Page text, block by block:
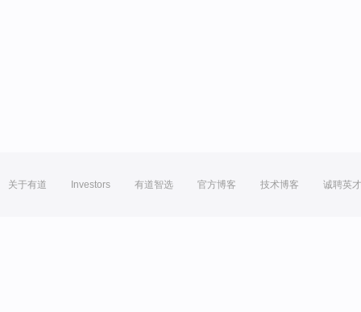
关于有道 Investors 有道智选 官方博客 技术博客 诚聘英才